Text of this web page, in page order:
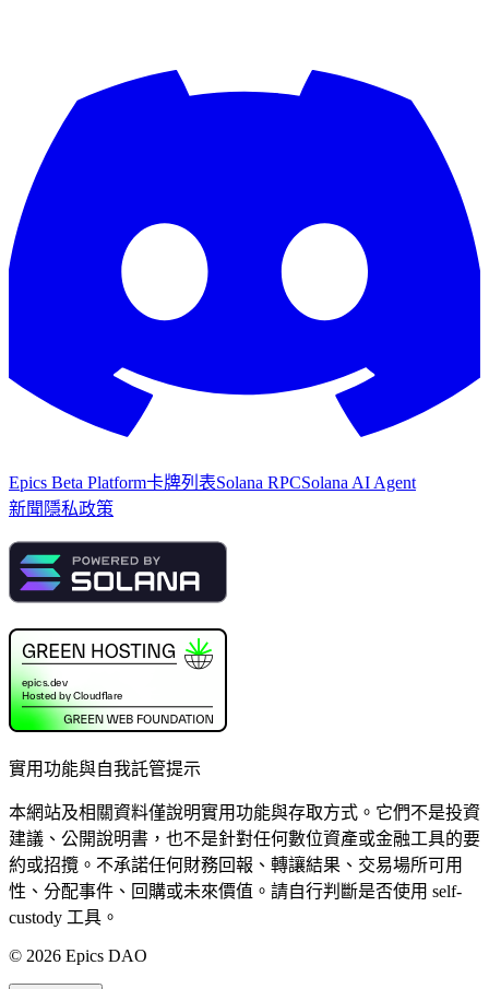
Epics Beta Platform卡牌列表Solana RPCSolana AI Agent
新聞 隱私政策
實用功能與自我託管提示
本網站及相關資料僅說明實用功能與存取方式。它們不是投資
建議、公開說明書，也不是針對任何數位資產或金融工具的要
約或招攬。不承諾任何財務回報、轉讓結果、交易場所可用
性、分配事件、回購或未來價值。請自行判斷是否使用 self-
custody 工具。
© 2026 Epics DAO